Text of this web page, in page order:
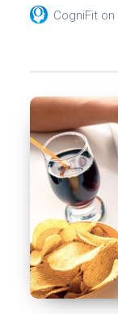
CogniFit on